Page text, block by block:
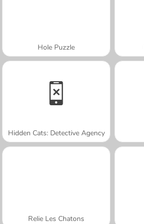
Hole Puzzle
Hidden Cats: Detective Agency
Relie Les Chatons